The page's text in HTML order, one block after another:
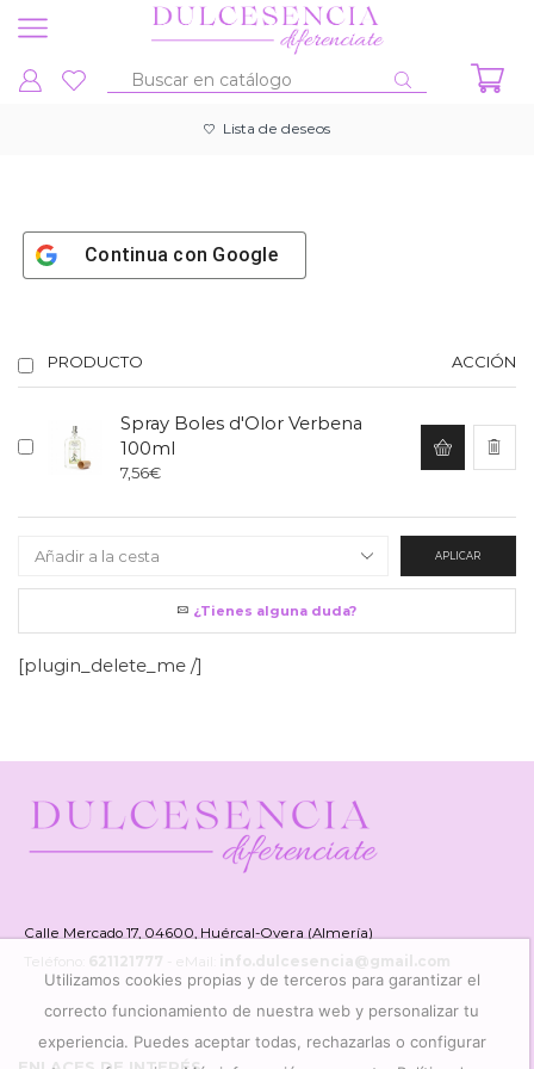
Entrada
búsqueda
Lista de deseos
Continua con Google
PRODUCTO ACCIÓN
Spray Boles d'Olor Verbena
100ml
7,56€
APLICAR
¿Tienes alguna duda?
[plugin_delete_me /]
Calle Mercado 17, 04600, Huércal-Overa (Almería)
Teléfono: 621121777 info.dulcesencia@gmail.com
Utilizamos cookies propias y de terceros para garantizar el
correcto funcionamiento de nuestra web y personalizar tu
experiencia. Puedes aceptar todas, rechazarlas o configurar